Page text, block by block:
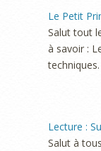
Le Petit
Salut tout
à savoir :
Lecture :
Salut à